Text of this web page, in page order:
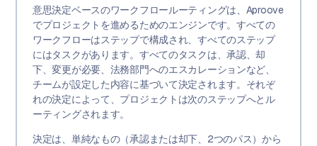
意思決定ベースのワークフロールーティングは、Aproove
でプロジェクトを進めるためのエンジンです。すべての
ワークフローはステップで構成され、すべてのステップ
にはタスクがあります。すべてのタスクは、承認、却
下、変更が必要、法務部門へのエスカレーションなど、
チームが設定した内容に基づいて決定されます。それぞ
れの決定によって、プロジェクトは次のステップへとル
ーティングされます。
決定は、単純なもの（承認または却下、2つのパス）から